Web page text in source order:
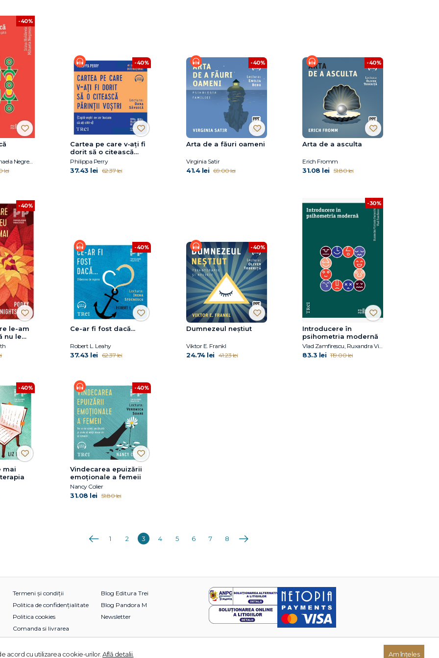
-40%
Irina Holdevici, Mihaela Negrescu
lei
-40%
Cartea pe care v‑ați fi
dorit să o citească
părinții voștri
Philippa Perry
37.43 lei 62.37 lei
-40%
Arta de a făuri oameni
Virginia Satir
41.4 lei 69.00 lei
-40%
Arta de a asculta
Erich Fromm
31.08 lei 51.80 lei
-40%
le-am
nu le
-40%
Ce-ar fi fost dacă...
Robert L. Leahy
37.43 lei 62.37 lei
-40%
Dumnezeul neștiut
Viktor E. Frankl
24.74 lei 41.23 lei
-30%
Introducere în
psihometria modernă
Vlad Zamfirescu, Ruxandra Victoria Paraschiv
83.3 lei 119.00 lei
-40%
mai
-40%
Vindecarea epuizării
emoționale a femeii
Nancy Colier
31.08 lei 51.80 lei
Anterioara
1 2 3 4 5 6 7 8 Următoarea
Termeni și condiții
Politica de confidențialitate
Politica cookies
Comanda si livrarea
Blog Editura Trei
Blog Pandora M
Newsletter
acord cu utilizarea cookie-urilor. Află detalii. Am înțeles